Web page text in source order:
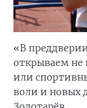
«В
открываем не
или
воли и новых